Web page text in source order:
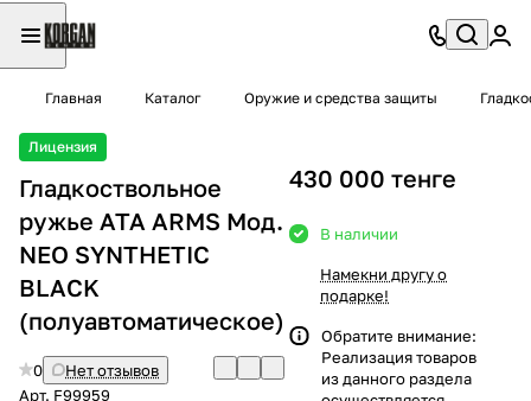
Главная Каталог Оружие и средства защиты
Лицензия
Гладкоствольное
ружье ATA ARMS Moд.
NEO SYNTHETIC
BLACK
(полуавтоматическое)
0
Нет отзывов
Арт. F99959
430 000 тенге
В наличии
Намекни другу о
подарке!
Обратите внимание:
Реализация товаров
из данного раздела